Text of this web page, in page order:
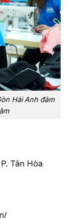
Hải Anh đảm
Tân Hòa